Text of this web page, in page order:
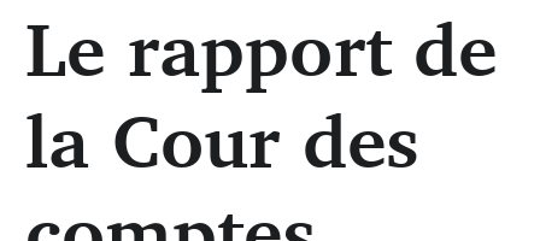
Le rapport de
la Cour des